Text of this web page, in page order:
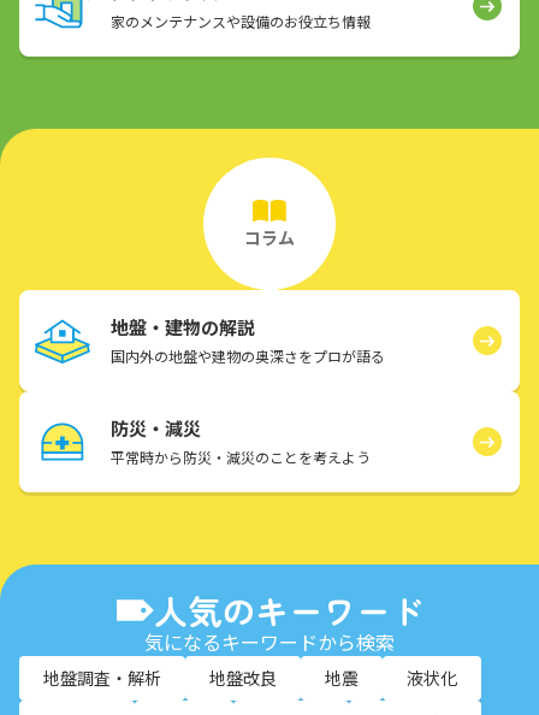
家のメンテナンスや設備のお役立ち情報
コラム
地盤・建物の解説
国内外の地盤や建物の奥深さをプロが語る
防災・減災
平常時から防災・減災のことを考えよう
人気のキーワード
気になるキーワードから検索
地盤調査・解析 地盤改良 地震
液状化